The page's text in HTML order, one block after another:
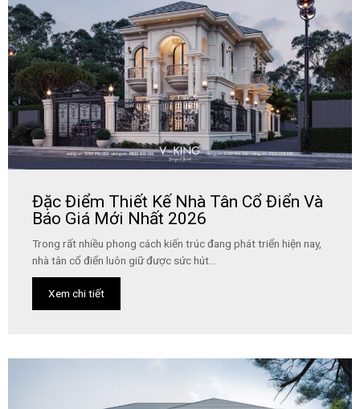
Đặc Điểm Thiết Kế Nhà Tân Cổ Điển Và
Báo Giá Mới Nhất 2026
Trong rất nhiều phong cách kiến trúc đang phát triển hiện nay,
nhà tân cổ điển luôn giữ được sức hút...
Xem chi tiết